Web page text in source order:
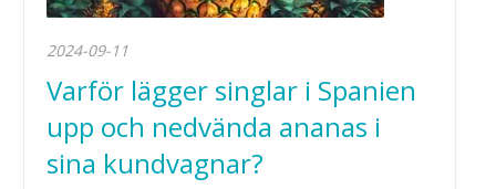
2024-09-11
Varför lägger singlar i Spanien
upp och nedvända ananas i
sina kundvagnar?